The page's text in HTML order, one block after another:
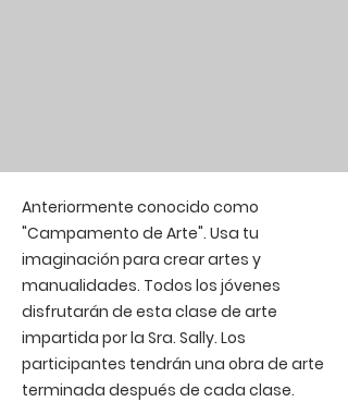
Anteriormente conocido como
"Campamento de Arte". Usa tu
imaginación para crear artes y
manualidades. Todos los jóvenes
disfrutarán de esta clase de arte
impartida por la Sra. Sally. Los
participantes tendrán una obra de arte
terminada después de cada clase.